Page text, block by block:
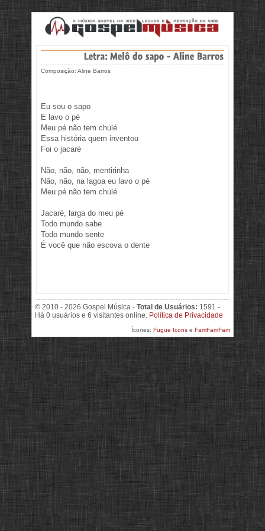
Composição: Aline Barros
Eu sou o sapo
E lavo o pé
Meu pé não tem chulé
Essa história quem inventou
Foi o jacaré
Não, não, não, mentirinha
Não, não, na lagoa eu lavo o pé
Meu pé não tem chulé
Jacaré, larga do meu pé
Todo mundo sabe
Todo mundo sente
É você que não escova o dente
© 2010 - 2026 Gospel Música - Total de Usuários: 1591 -
Há 0 usuários e 6 visitantes online. Política de Privacidade
Ícones: Fugue Icons e FamFamFam